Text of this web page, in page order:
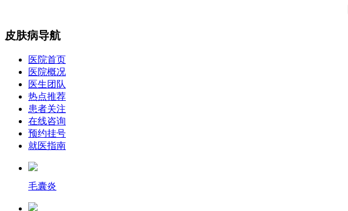
皮肤病导航
医院首页
医院概况
医生团队
热点推荐
患者关注
在线咨询
预约挂号
就医指南
毛囊炎